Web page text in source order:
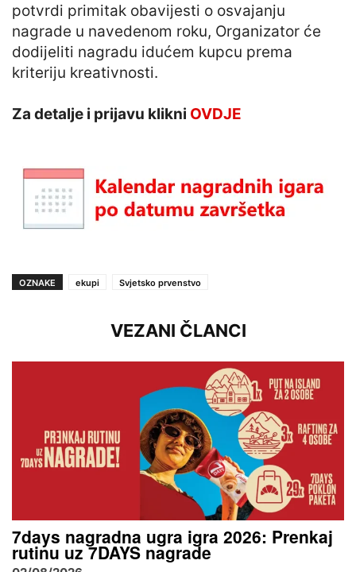
potvrdi primitak obavijesti o osvajanju
nagrade u navedenom roku, Organizator će
dodijeliti nagradu idućem kupcu prema
kriteriju kreativnosti.
Za detalje i prijavu klikni OVDJE
OZNAKE ekupi Svjetsko prvenstvo
VEZANI ČLANCI
7days nagradna ugra igra 2026: Prenkaj
rutinu uz 7DAYS nagrade